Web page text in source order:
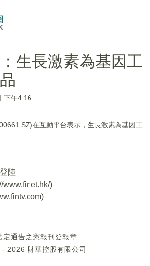
生長激素為基因工
下午4:16
在互動平台表示，生長激素為基因工
陸
www.finet.hk/)
)
定通告之憲報刊登報章
2026 財華控股有限公司